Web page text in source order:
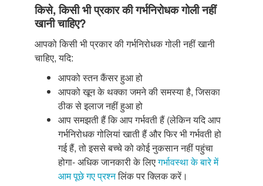
किसे, किसी भी प्रकार की गर्भनिरोधक गोली नहीं
खानी चाहिए?
आपको किसी भी प्रकार की गर्भनिरोधक गोली नहीं खानी
चाहिए, यदि:
आपको स्तन कैंसर हुआ हो
आपको खून के थक्का जमने की समस्या है, जिसका
ठीक से इलाज नहीं हुआ हो
आप समझती हैं कि आप गर्भवती हैं (लेकिन यदि आप
गर्भनिरोधक गोलियां खाती हैं और फिर भी गर्भवती हो
गई हैं, तो इससे बच्चे को कोई नुकसान नहीं पहुंचा
होगा- अधिक जानकारी के लिएगर्भावस्था के बारे में
आम पूछे गए प्रश्नलिंक पर क्लिक करें।